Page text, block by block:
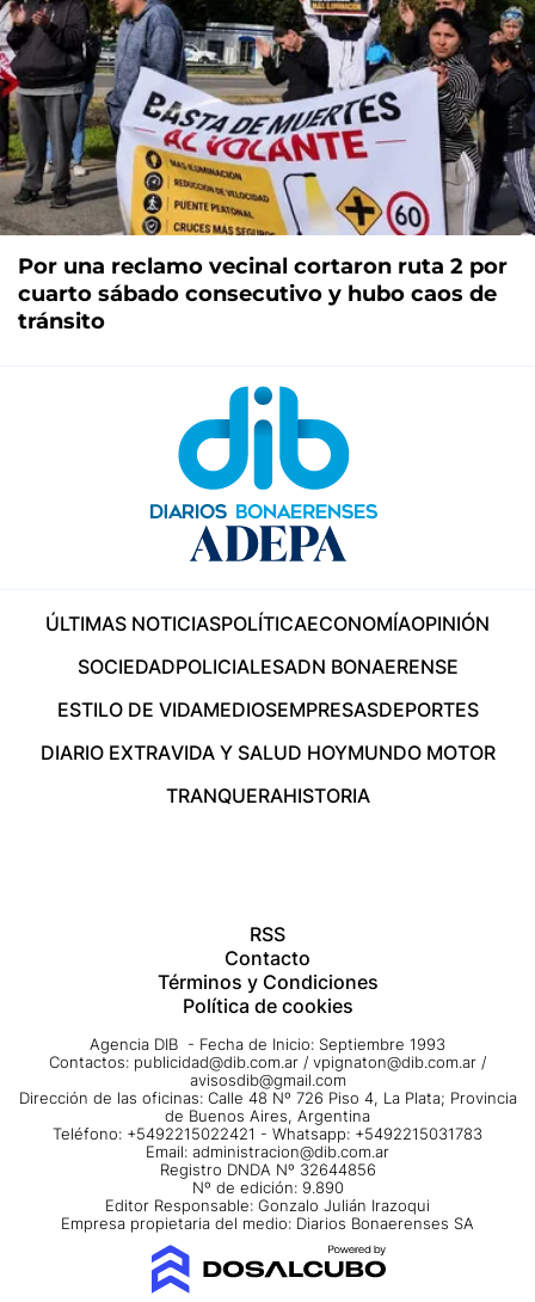
Por una reclamo vecinal cortaron ruta 2 por
cuarto sábado consecutivo y hubo caos de
tránsito
ÚLTIMAS NOTICIASPOLÍTICAECONOMÍAOPINIÓN
SOCIEDADPOLICIALESADN BONAERENSE
ESTILO DE VIDAMEDIOSEMPRESASDEPORTES
DIARIO EXTRAVIDA Y SALUD HOYMUNDO MOTOR
TRANQUERAHISTORIA
RSS
Contacto
Términos y Condiciones
Política de cookies
Agencia DIB - Fecha de Inicio: Septiembre 1993
Contactos: publicidad@dib.com.ar / vpignaton@dib.com.ar /
avisosdib@gmail.com
Dirección de las oficinas: Calle 48 Nº 726 Piso 4, La Plata; Provincia
de Buenos Aires, Argentina
Teléfono: +5492215022421 - Whatsapp: +5492215031783
Email: administracion@dib.com.ar
Registro DNDA Nº 32644856
Nº de edición: 9.890
Editor Responsable: Gonzalo Julián Irazoqui
Empresa propietaria del medio: Diarios Bonaerenses SA